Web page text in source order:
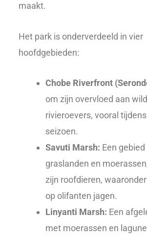
maakt.
Het park is onderverdeeld in vier
hoofdgebieden:
Chobe Riverfront
om zijn overvloed aan
rivieroevers, vooral
seizoen.
Savuti Marsh: Een
graslanden en
zijn roofdieren,
op olifanten jagen.
Linyanti Marsh: Een
met moerassen en